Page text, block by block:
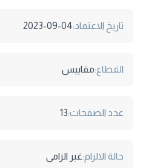
تاريخ الاعتماد:2023-09-04
القطاع:مقاييس
عدد الصفحات:13
حالة الالزام:غير الزامى